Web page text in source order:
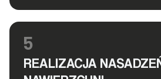
5
REALIZACJA